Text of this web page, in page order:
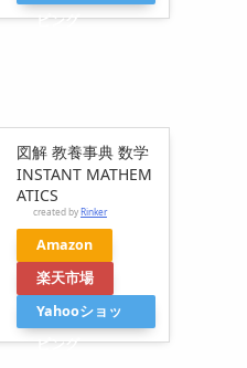
ピング
図解 教養事典 数学
INSTANT MATHEM
ATICS
created by Rinker
Amazon
楽天市場
Yahooショッ
ピング